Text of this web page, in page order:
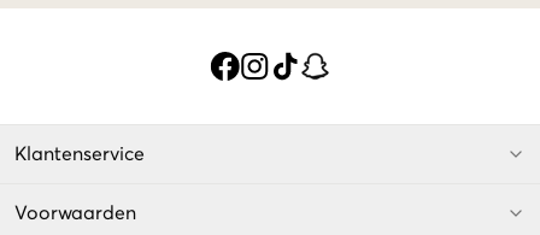
Klantenservice
Voorwaarden